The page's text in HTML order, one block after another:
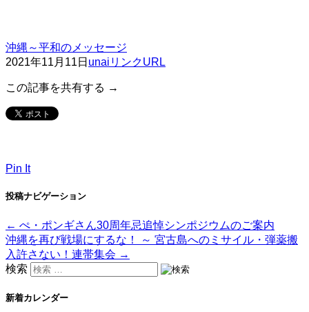
沖縄～平和のメッセージ
2021年11月11日 unai リンクURL
この記事を共有する →
Pin It
投稿ナビゲーション
← ぺ・ポンギさん30周年忌追悼シンポジウムのご案内
沖縄を再び戦場にするな！ ～ 宮古島へのミサイル・弾薬搬
入許さない！連帯集会 →
検索
新着カレンダー